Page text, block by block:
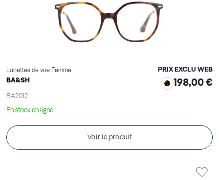
Lunettes de vue Femme
BA&SH
BA2012
PRIX EXCLU WEB
198,00 €
En stock en ligne
Voir le produit